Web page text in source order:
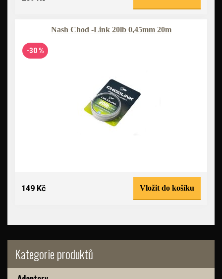
Kategorie produktů
Nash Chod -Link 20lb 0,45mm 20m
-30 %
149 Kč Vložit do košíku